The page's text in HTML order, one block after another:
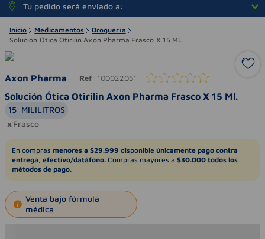
Tu pedido será enviado a:
Inicio Medicamentos
Droguería
Solución Ótica Otirilin Axon Pharma Frasco X 15 Ml.
Axon Pharma Ref: 100022051
Solución Ótica Otirilin Axon Pharma Frasco X 15 Ml.
15 MILILITROS
Frasco
En compras menores a $29.999 disponible únicamente pago contra
entrega, efectivo/datáfono. Compras mayores a $30.000 todos los
métodos de pago.
Venta bajo fórmula
médica